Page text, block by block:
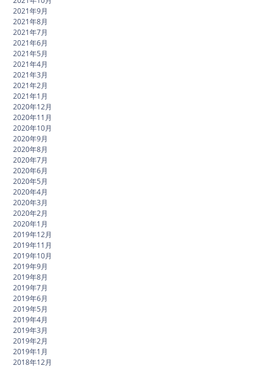
2021年9月
2021年8月
2021年7月
2021年6月
2021年5月
2021年4月
2021年3月
2021年2月
2021年1月
2020年12月
2020年11月
2020年10月
2020年9月
2020年8月
2020年7月
2020年6月
2020年5月
2020年4月
2020年3月
2020年2月
2020年1月
2019年12月
2019年11月
2019年10月
2019年9月
2019年8月
2019年7月
2019年6月
2019年5月
2019年4月
2019年3月
2019年2月
2019年1月
2018年12月